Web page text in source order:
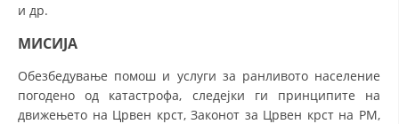
ПРОМОЦИЈА НА ХУМАНИ ВРЕДНОСТИ
и др.
МИСИЈА
Обезбедување помош и услуги за ранливото население
погодено од катастрофа, следејки ги принципите на
движењето на Црвен крст, Законот за Црвен крст на РМ,